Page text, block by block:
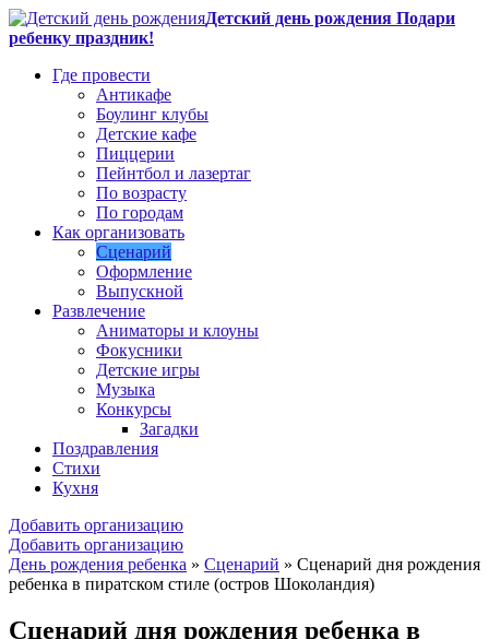
Детский день рождения Подари
ребенку праздник!
Где провести
Антикафе
Боулинг клубы
Детские кафе
Пиццерии
Пейнтбол и лазертаг
По возрасту
По городам
Как организовать
Сценарий
Оформление
Выпускной
Развлечение
Аниматоры и клоуны
Фокусники
Детские игры
Музыка
Конкурсы
Загадки
Поздравления
Стихи
Кухня
Добавить организацию
Добавить организацию
День рождения ребенка » Сценарий » Сценарий дня рождения
ребенка в пиратском стиле (остров Шоколандия)
Сценарий дня рождения ребенка в